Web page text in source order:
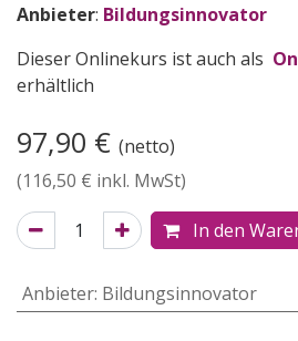
Anbieter: Bildungsinnovator
Dieser Onlinekurs ist auch als
erhältlich
97,90 € (netto)
(116,50 € inkl. MwSt)
In den
Anbieter: Bildungsinnovator